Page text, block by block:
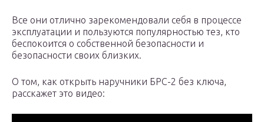
Все они отлично зарекомендовали себя в процессе
эксплуатации и пользуются популярностью тез, кто
беспокоится о собственной безопасности и
безопасности своих близких.
О том, как открыть наручники БРС-2 без ключа,
расскажет это видео: